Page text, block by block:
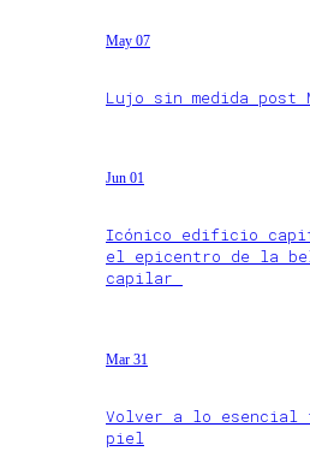
May 07
Lujo sin medida post
Jun 01
Icónico edificio
el epicentro de la
capilar
Mar 31
Volver a lo esencial
piel